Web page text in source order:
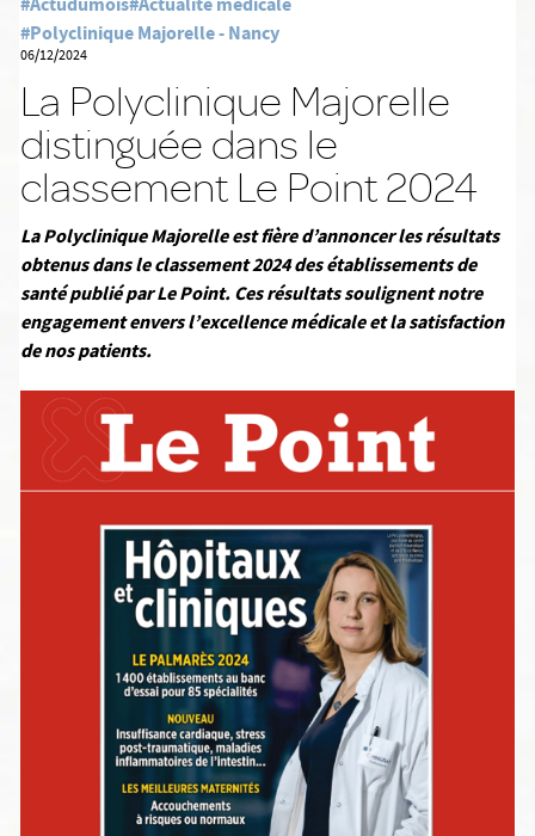
#Polyclinique Majorelle - Nancy
06/12/2024
La Polyclinique Majorelle
distinguée dans le
classement Le Point 2024
La Polyclinique Majorelle est fière d’annoncer les résultats
obtenus dans le classement 2024 des établissements de
santé publié par Le Point. Ces résultats soulignent notre
engagement envers l’excellence médicale et la satisfaction
de nos patients.